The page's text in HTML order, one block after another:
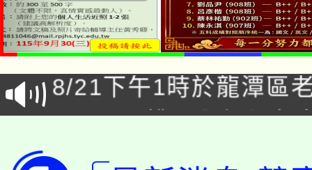
「本色祭」8/29、30在
場熱烈登場!
8/21下午1時於龍潭區
徵才活動。
YOUNG桃局內行報名
局官網。